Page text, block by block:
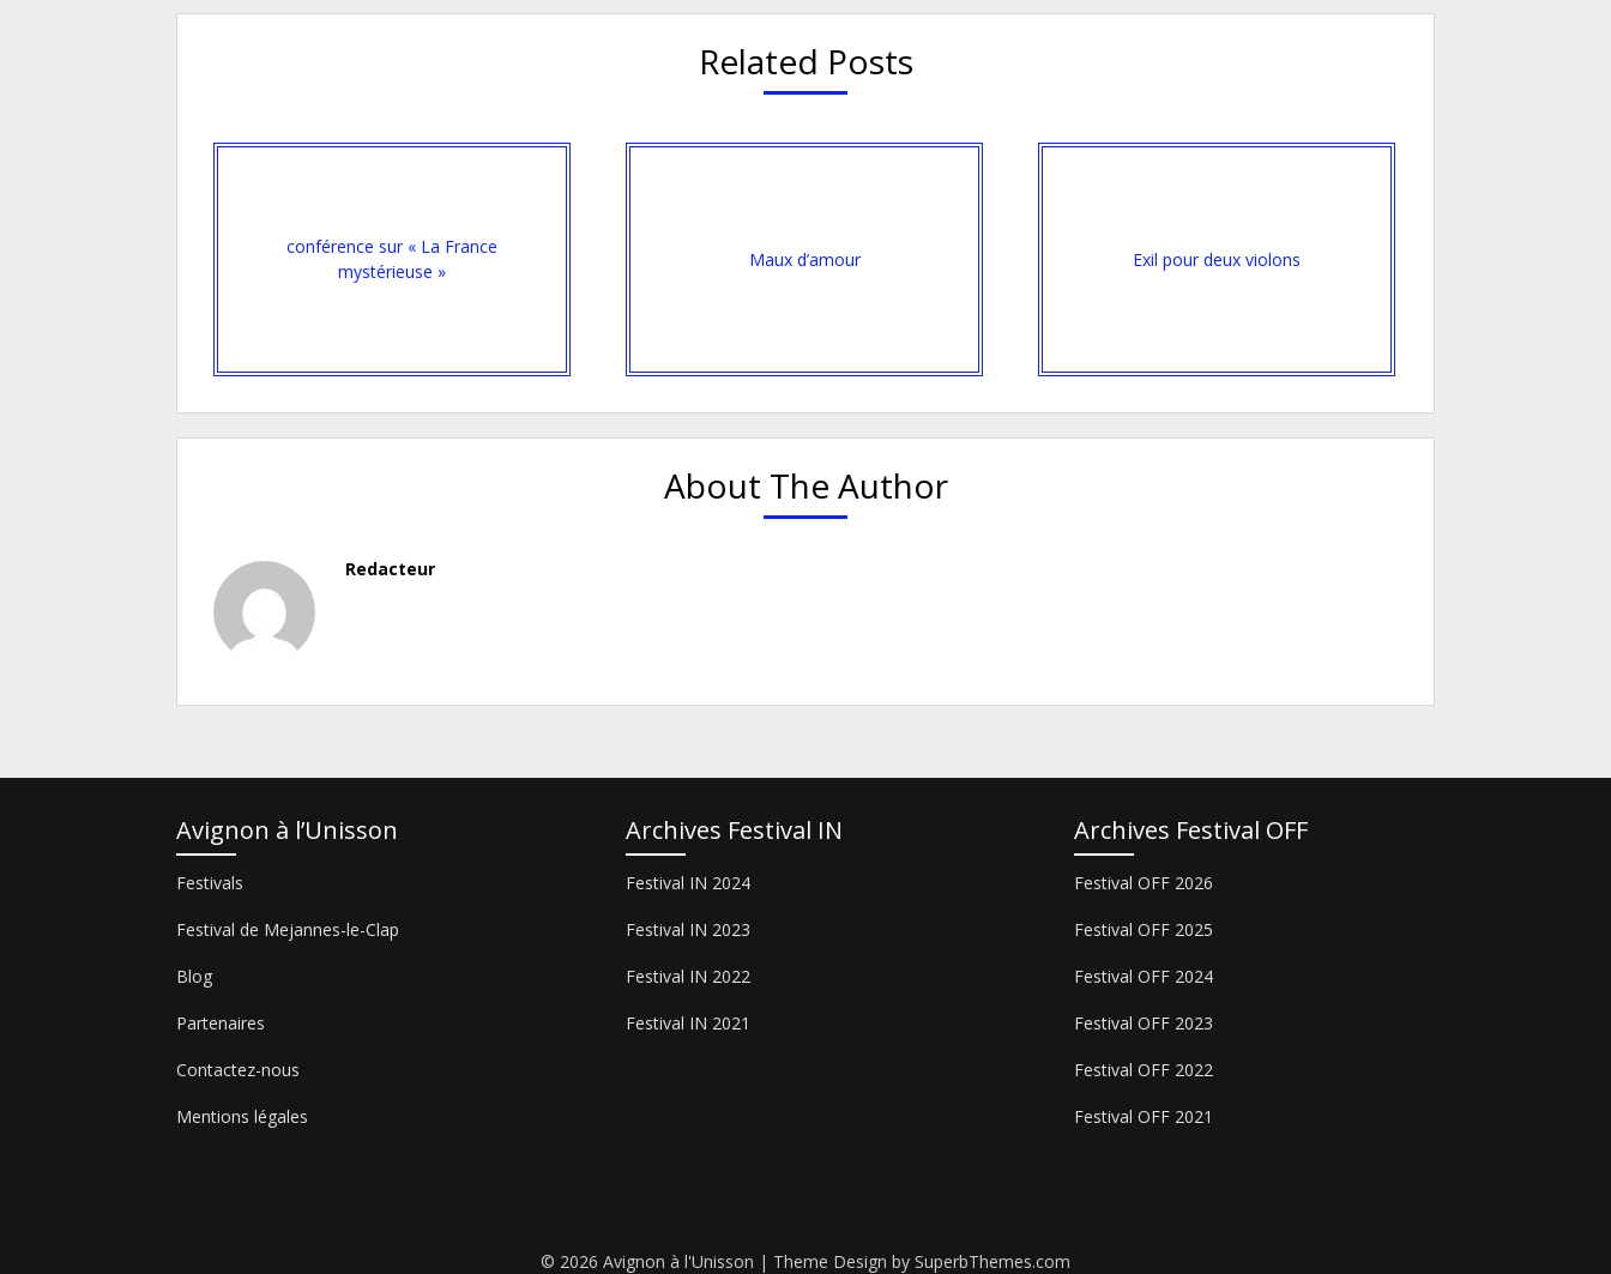
Related Posts
conférence sur « La France
mystérieuse »
Maux d’amour Exil pour deux violons
About The Author
Redacteur
Avignon à l’Unisson
Festivals
Festival de Mejannes-le-Clap
Blog
Partenaires
Contactez-nous
Mentions légales
Archives Festival IN
Festival IN 2024
Festival IN 2023
Festival IN 2022
Festival IN 2021
Archives Festival OFF
Festival OFF 2026
Festival OFF 2025
Festival OFF 2024
Festival OFF 2023
Festival OFF 2022
Festival OFF 2021
© 2026 Avignon à l'Unisson | Theme Design by SuperbThemes.com